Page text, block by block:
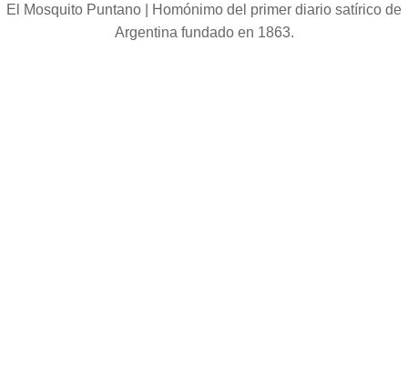
El Mosquito Puntano |
Homónimo del primer diario satírico de
Argentina fundado en 1863.